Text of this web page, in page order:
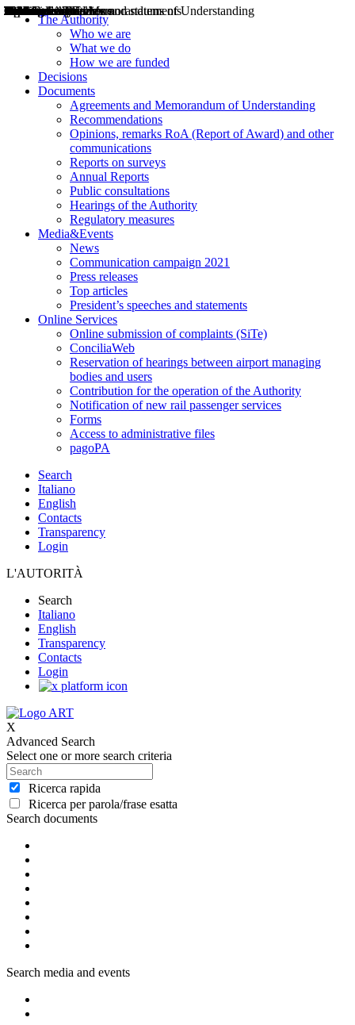
The Authority
Who we are
What we do
How we are funded
Decisions
Documents
Agreements and Memorandum of Understanding
Recommendations
Opinions, remarks RoA (Report of Award) and other
communications
Reports on surveys
Annual Reports
Public consultations
Hearings of the Authority
Regulatory measures
Media&Events
News
Communication campaign 2021
Press releases
Top articles
President’s speeches and statements
Online Services
Online submission of complaints (SiTe)
ConciliaWeb
Reservation of hearings between airport managing
bodies and users
Contribution for the operation of the Authority
Notification of new rail passenger services
Forms
Access to administrative files
pagoPA
Search
Italiano
English
Contacts
Transparency
Login
L'AUTORITÀ
Search
Italiano
English
Transparency
Contacts
Login
X
Advanced Search
Select one or more search criteria
Ricerca rapida
Ricerca per parola/frase esatta
Search documents
Decisions
Opinions
Public consultations
Hearings
Recommendations
Agreements and Memorandums of Understanding
Relazioni annuali
Misure di regolazione
Search media and events
News
Press Releases
Bollettini ART
Convegni ART
President’s interviews
Top articles
President’s speeches and statements
2004
2005
2010
2013
2014
2015
2016
2017
2018
2019
202
2020
2021
2022
2023
2024
2025
2026
Aereo
Marittimo
Terrestre